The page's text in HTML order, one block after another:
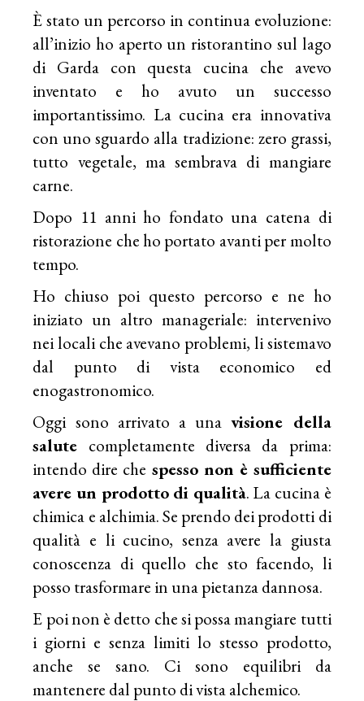
È stato un percorso in continua evoluzione:
all’inizio ho aperto un ristorantino sul lago
di Garda con questa cucina che avevo
inventato e ho avuto un successo
importantissimo. La cucina era innovativa
con uno sguardo alla tradizione: zero grassi,
tutto vegetale, ma sembrava di mangiare
carne.
Dopo 11 anni ho fondato una catena di
ristorazione che ho portato avanti per molto
tempo.
Ho chiuso poi questo percorso e ne ho
iniziato un altro manageriale: intervenivo
nei locali che avevano problemi, li sistemavo
dal punto di vista economico ed
enogastronomico.
Oggi sono arrivato a unavisione della
salute completamente diversa da prima:
intendo dire che spesso non è sufficiente
avere un prodotto di qualità. La cucina è
chimica e alchimia. Se prendo dei prodotti di
qualità e li cucino, senza avere la giusta
conoscenza di quello che sto facendo, li
posso trasformare in una pietanza dannosa.
E poi non è detto che si possa mangiare tutti
i giorni e senza limiti lo stesso prodotto,
anche se sano. Ci sono equilibri da
mantenere dal punto di vista alchemico.